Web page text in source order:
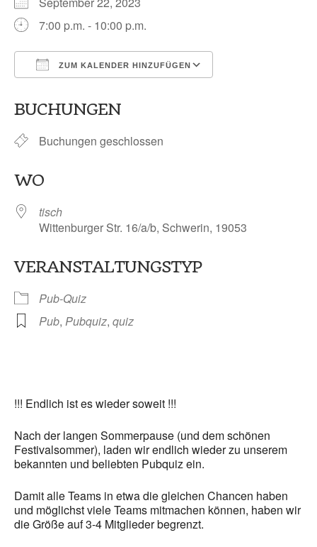
7:00 p.m. - 10:00 p.m.
ZUM KALENDER HINZUFÜGEN
BUCHUNGEN
Buchungen geschlossen
WO
tisch
Wittenburger Str. 16/a/b, Schwerin, 19053
VERANSTALTUNGSTYP
Pub-Quiz
Pub, Pubquiz, quiz
!!! Endlich ist es wieder soweit !!!
Nach der langen Sommerpause (und dem schönen
Festivalsommer), laden wir endlich wieder zu unserem
bekannten und beliebten Pubquiz ein.
Damit alle Teams in etwa die gleichen Chancen haben
und möglichst viele Teams mitmachen können, haben wir
die Größe auf 3-4 Mitglieder begrenzt.